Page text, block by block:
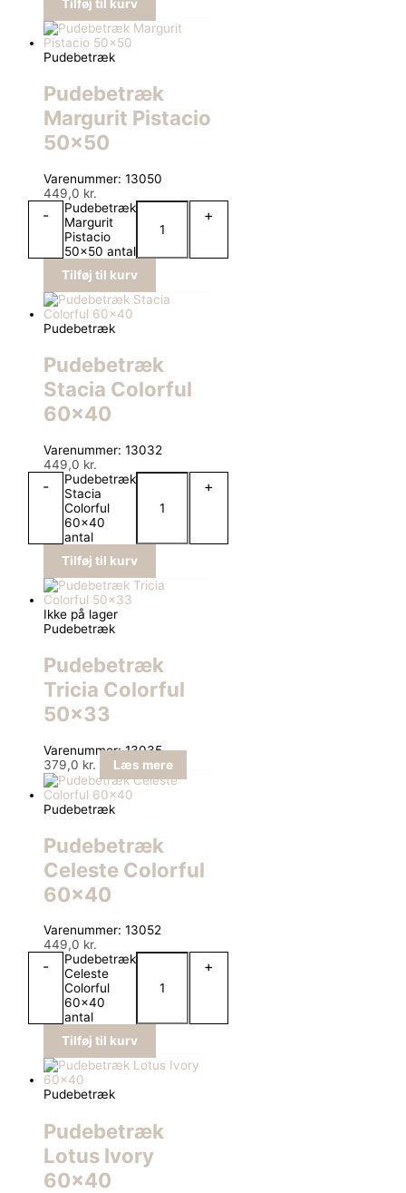
Tilføj til kurv
Pudebetræk
Pudebetræk
Margurit Pistacio
50×50
Varenummer: 13050
449,0 kr.
-
Pudebetræk
Margurit
Pistacio
50x50 antal
+
Tilføj til kurv
Pudebetræk
Pudebetræk
Stacia Colorful
60×40
Varenummer: 13032
449,0 kr.
-
Pudebetræk
Stacia
Colorful
60x40
antal
+
Tilføj til kurv
Ikke på lager
Pudebetræk
Pudebetræk
Tricia Colorful
50×33
Varenummer: 13035
379,0 kr. Læs mere
Pudebetræk
Pudebetræk
Celeste Colorful
60×40
Varenummer: 13052
449,0 kr.
-
Pudebetræk
Celeste
Colorful
60x40
antal
+
Tilføj til kurv
Pudebetræk
Pudebetræk
Lotus Ivory
60×40